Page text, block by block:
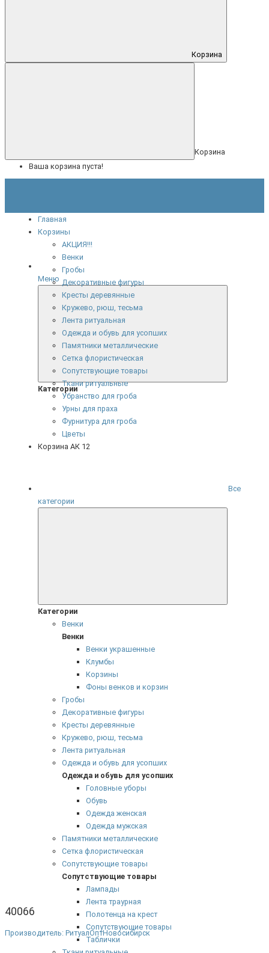
Корзина
Корзина
Ваша корзина пуста!
Меню
Категории
Все
категории
Категории
Венки
Венки
Венки украшенные
Клумбы
Корзины
Фоны венков и корзин
Гробы
Декоративные фигуры
Кресты деревянные
Кружево, рюш, тесьма
Лента ритуальная
Одежда и обувь для усопших
Одежда и обувь для усопших
Головные уборы
Обувь
Одежда женская
Одежда мужская
Памятники металлические
Сетка флористическая
Сопутствующие товары
Сопутствующие товары
Лампады
Лента траурная
Полотенца на крест
Сопутствующие товары
Таблички
Главная
Корзины
АКЦИЯ!!!
Венки
Гробы
Декоративные фигуры
Кресты деревянные
Кружево, рюш, тесьма
Лента ритуальная
Одежда и обувь для усопших
Памятники металлические
Сетка флористическая
Сопутствующие товары
Ткани ритуальные
Убранство для гроба
Урны для праха
Фурнитура для гроба
Цветы
Корзина АК 12
40066
Производитель: РитуалОптНовосибирск